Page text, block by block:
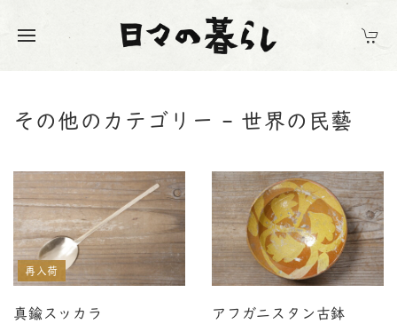
その他のカテゴリー - 世界の民藝
再入荷
真鍮スッカラ アフガニスタン古鉢